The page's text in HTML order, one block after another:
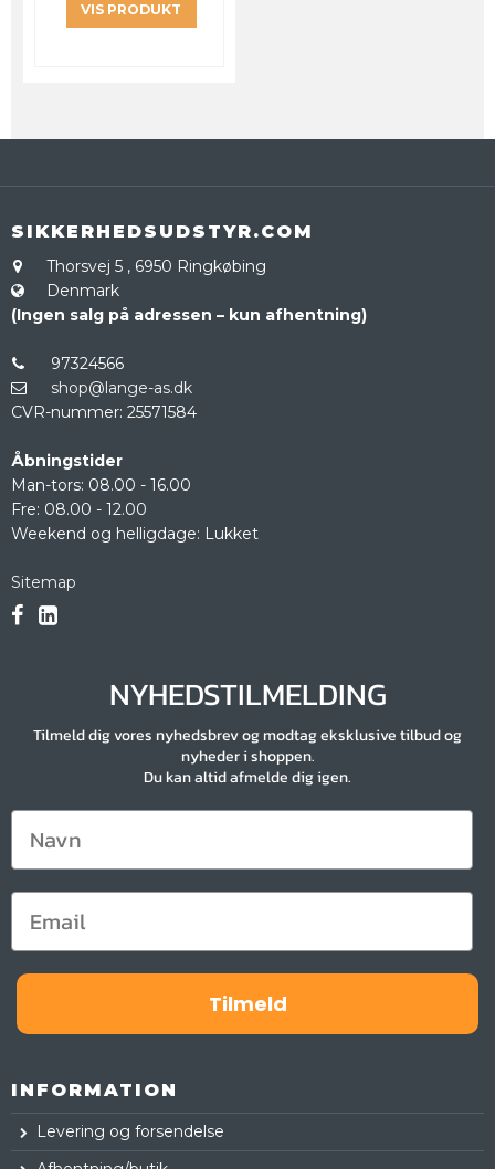
VIS PRODUKT
SIKKERHEDSUDSTYR.COM
Thorsvej 5 , 6950 Ringkøbing
Denmark
(Ingen salg på adressen – kun afhentning)
97324566
shop@lange-as.dk
CVR-nummer: 25571584
Åbningstider
Man-tors: 08.00 - 16.00
Fre: 08.00 - 12.00
Weekend og helligdage: Lukket
Sitemap
NYHEDSTILMELDING
Tilmeld dig vores nyhedsbrev og modtag eksklusive tilbud og
nyheder i shoppen.
Du kan altid afmelde dig igen.
Tilmeld
INFORMATION
Levering og forsendelse